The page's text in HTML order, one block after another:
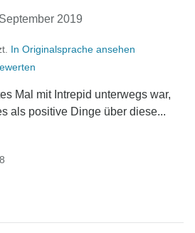
September 2019
In Originalsprache ansehen
Mal mit Intrepid unterwegs war,
als positive Dinge über diese...